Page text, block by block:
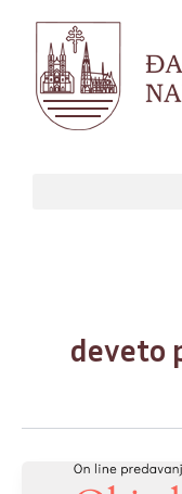
content
deveto